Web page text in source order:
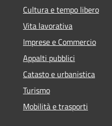
Cultura e tempo libero
Vita lavorativa
Imprese e Commercio
Appalti pubblici
Catasto e urbanistica
Turismo
Mobilità e trasporti